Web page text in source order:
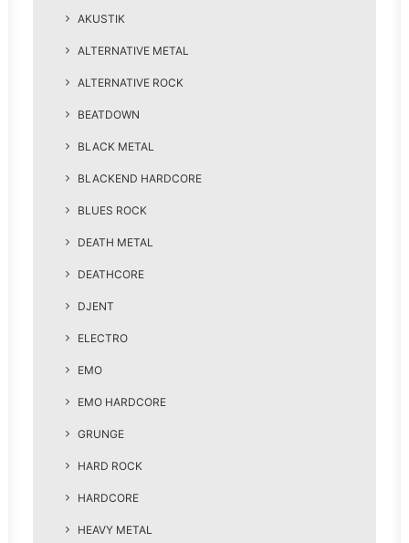
AKUSTIK
ALTERNATIVE METAL
ALTERNATIVE ROCK
BEATDOWN
BLACK METAL
BLACKEND HARDCORE
BLUES ROCK
DEATH METAL
DEATHCORE
DJENT
ELECTRO
EMO
EMO HARDCORE
GRUNGE
HARD ROCK
HARDCORE
HEAVY METAL